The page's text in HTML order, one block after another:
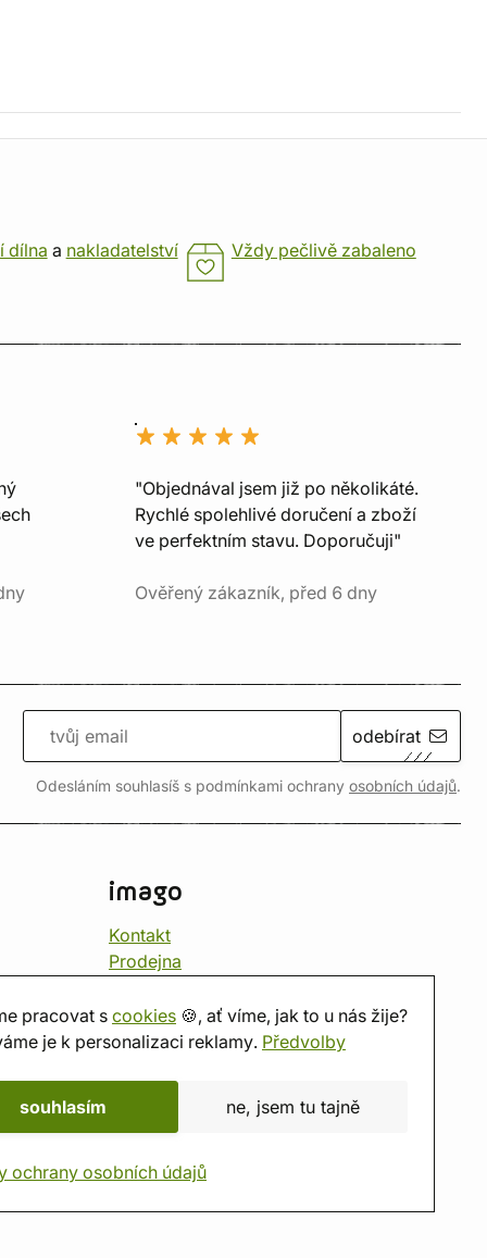
pracovat s cookies 🍪, ať víme, jak to u nás žije?
je k personalizaci reklamy. Předvolby
souhlasím ne, jsem tu tajně
ochrany osobních údajů
dílna a nakladatelství Vždy pečlivě zabaleno
"Objednával jsem již po několikáté.
Rychlé spolehlivé doručení a zboží
ve perfektním stavu. Doporučuji"
Ověřený zákazník, před 6 dny
odebírat
Odesláním souhlasíš s podmínkami ochrany osobních údajů.
imago
Kontakt
Prodejna
O nás
Hodnocení obchodu